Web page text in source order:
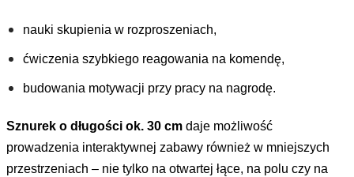
nauki skupienia w rozproszeniach,
ćwiczenia szybkiego reagowania na komendę,
budowania motywacji przy pracy na nagrodę.
Sznurek o długości ok. 30 cm daje możliwość
prowadzenia interaktywnej zabawy również w mniejszych
przestrzeniach – nie tylko na otwartej łące, na polu czy na